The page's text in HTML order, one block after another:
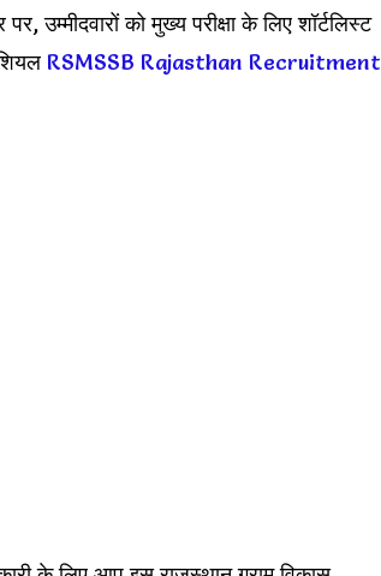
उम्मीदवारों को मुख्य परीक्षा के लिए शॉर्टलिस्ट
RSMSSB Rajasthan Recruitment